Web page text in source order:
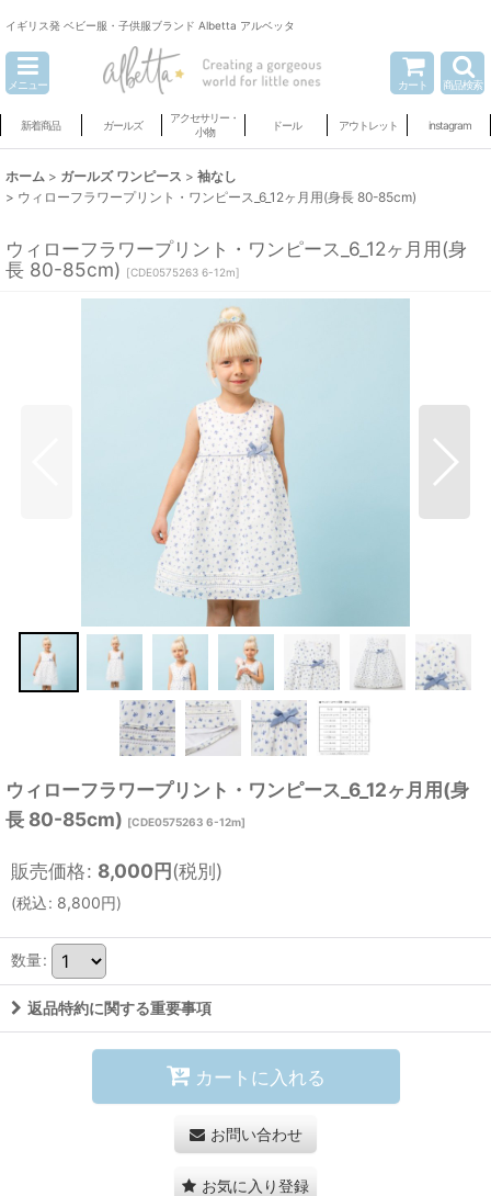
イギリス発 ベビー服・子供服ブランド Albetta アルベッタ
メニュー カート 商品検索
新着商品 ガールズ
アクセサリー・
小物
ドール アウトレット instagram
ホーム > ガールズ ワンピース > 袖なし
> ウィローフラワープリント・ワンピース_6_12ヶ月用(身長 80-85cm)
ウィローフラワープリント・ワンピース_6_12ヶ月用(身
長 80-85cm) [CDE0575263 6-12m]
ウィローフラワープリント・ワンピース_6_12ヶ月用(身
長 80-85cm) [CDE0575263 6-12m]
販売価格: 8,000円(税別)
(税込: 8,800円)
数量:
返品特約に関する重要事項
カートに入れる
お問い合わせ
お気に入り登録